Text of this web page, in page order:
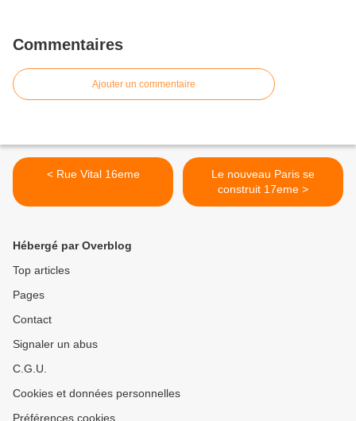
Commentaires
Ajouter un commentaire
< Rue Vital 16eme
Le nouveau Paris se
construit 17eme >
Hébergé par Overblog
Top articles
Pages
Contact
Signaler un abus
C.G.U.
Cookies et données personnelles
Préférences cookies